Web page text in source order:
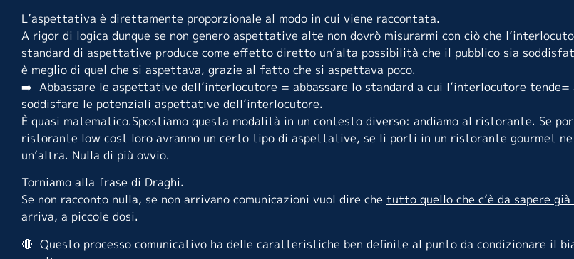
L’aspettativa è direttamente proporzionale al modo in cui viene raccontata.
A rigor di logica dunque se non genero aspettative alte non dovrò misurarmi con ciò che
standard di aspettative produce come effetto diretto un’alta possibilità che il pubblico sia
è meglio di quel che si aspettava, grazie al fatto che si aspettava poco.
➡️ Abbassare le aspettative dell’interlocutore = abbassare lo standard a cui l’interlocutore tende=
soddisfare le potenziali aspettative dell’interlocutore.
È quasi matematico.Spostiamo questa modalità in un contesto diverso: andiamo al ristorante. Se
ristorante low cost loro avranno un certo tipo di aspettative, se li porti in un ristorante gourmet ne
un’altra. Nulla di più ovvio.
Torniamo alla frase di Draghi.
Se non racconto nulla, se non arrivano comunicazioni vuol dire che tutto quello che c’è da sapere
arriva, a piccole dosi.
🔴 Questo processo comunicativo ha delle caratteristiche ben definite al punto da condizionare il